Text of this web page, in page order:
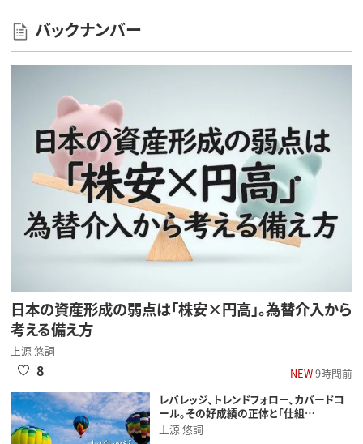
バックナンバー
日本の資産形成の弱点は「株安×円高」。為替介入から
考える備え方
上源 悠詞
NEW9時間前
8
レバレッジ、トレンドフォロー、カバードコ
ール。その好成績の正体と「仕組…
上源 悠詞